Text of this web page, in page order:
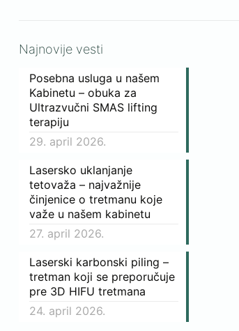
Najnovije vesti
Posebna usluga u našem
Kabinetu – obuka za
Ultrazvučni SMAS lifting
terapiju
29. april 2026.
Lasersko uklanjanje
tetovaža – najvažnije
činjenice o tretmanu koje
važe u našem kabinetu
27. april 2026.
Laserski karbonski piling –
tretman koji se preporučuje
pre 3D HIFU tretmana
24. april 2026.